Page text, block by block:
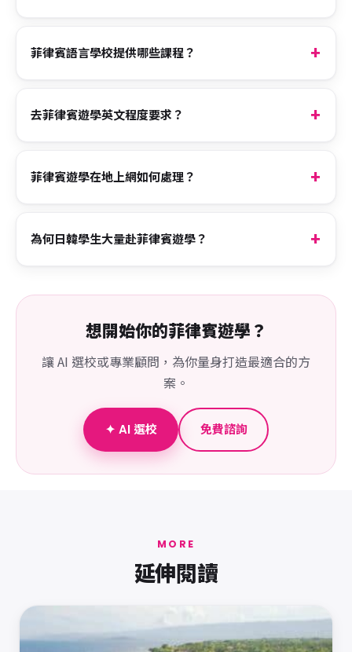
菲律賓語言學校提供哪些課程？
去菲律賓遊學英文程度要求？
菲律賓遊學在地上網如何處理？
為何日韓學生大量赴菲律賓遊學？
想開始你的菲律賓遊學？
讓 AI 選校或專業顧問，為你量身打造最適合的方
案。
✦ AI 選校 免費諮詢
MORE
延伸閱讀